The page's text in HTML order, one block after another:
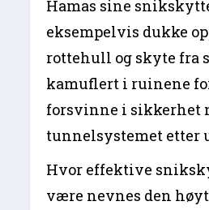
Hamas sine
eksempelvis dukke
rottehull og skyte fra
kamuflert i ruinene
forsvinne i sikkerhet
tunnelsystemet etter
Hvor effektive
være nevnes den